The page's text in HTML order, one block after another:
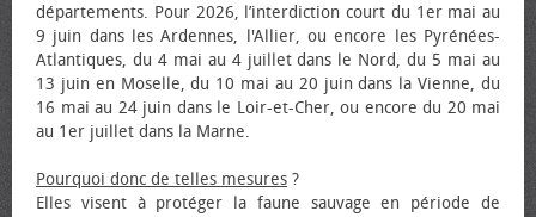
départements. Pour 2026, l’interdiction court du 1er mai au
9 juin dans les Ardennes, l'Allier, ou encore les Pyrénées-
Atlantiques, du 4 mai au 4 juillet dans le Nord, du 5 mai au
13 juin en Moselle, du 10 mai au 20 juin dans la Vienne, du
16 mai au 24 juin dans le Loir-et-Cher, ou encore du 20 mai
au 1er juillet dans la Marne.
Pourquoi donc de telles mesures ?
Elles visent à protéger la faune sauvage en période de